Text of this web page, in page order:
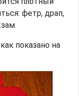
фетр, драп,
показано на